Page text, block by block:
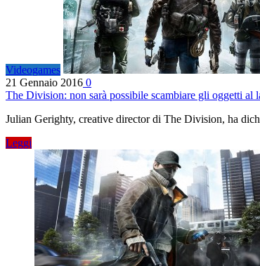
Videogames
21 Gennaio 2016 0
The Division: non sarà possibile scambiare gli oggetti al
Julian Gerighty, creative director di The Division, ha
Leggi